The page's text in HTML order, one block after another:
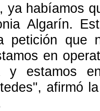
ya habíamos
Algarín.
petición que
en
y estamos
afirmó